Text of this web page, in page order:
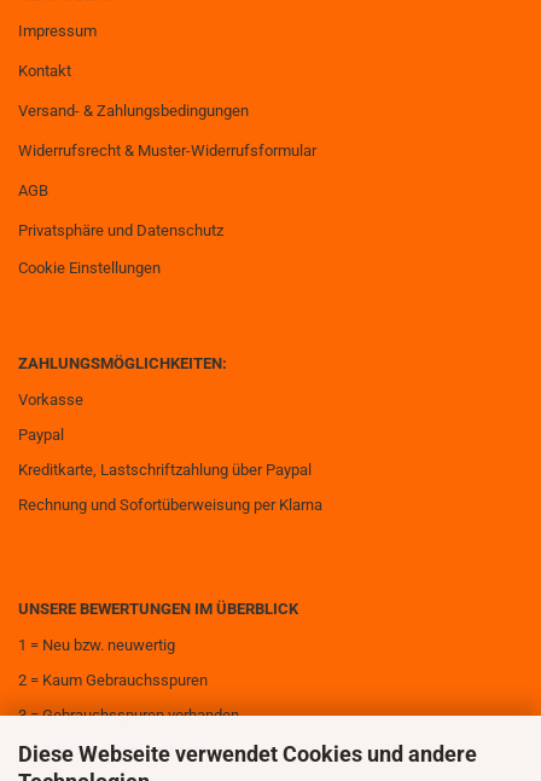
Diese Webseite verwendet Cookies und andere
Impressum
Kontakt
Versand- & Zahlungsbedingungen
Widerrufsrecht & Muster-Widerrufsformular
AGB
Privatsphäre und Datenschutz
Cookie Einstellungen
ZAHLUNGSMÖGLICHKEITEN:
Vorkasse
Paypal
Kreditkarte, Lastschriftzahlung über Paypal
Rechnung und Sofortüberweisung per Klarna
UNSERE BEWERTUNGEN IM ÜBERBLICK
1 = Neu bzw. neuwertig
2 = Kaum Gebrauchsspuren
3 = Gebrauchsspuren vorhanden
4 = Deutliche Gebrauchsspuren